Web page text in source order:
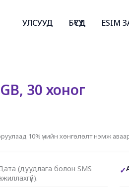
УЛСУУД БҮСҮҮД ESIM
30 хоног
10% үнийн хөнгөлөлт нэмж
(дуудлага болон SMS